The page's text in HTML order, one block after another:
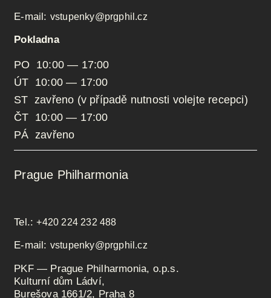
E-mail: vstupenky@prgphil.cz
Pokladna
PO 10:00 — 17:00
ÚT 10:00 — 17:00
ST zavřeno (v případě nutnosti volejte recepci)
ČT 10:00 — 17:00
PÁ zavřeno
Prague Philharmonia
Tel.:+420 224 232 488
E-mail: vstupenky@prgphil.cz
PKF — Prague Philharmonia, o.p.s.
Kulturní dům Ládví,
Burešova 1661/2, Praha 8